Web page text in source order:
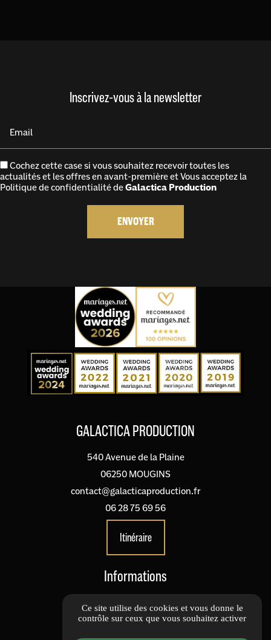
Inscrivez-vous à la newsletter
Email
Cochez cette case si vous souhaitez recevoir toutes les
actualités et les offres en avant-première et Vous acceptez la
Politique de confidentialitédeGalactica Production
GALACTICA PRODUCTION
540 Avenue de la Plaine
06250 MOUGINS
contact@galacticaproduction.fr
06 28 75 69 56
Itinéraire
Informations
Informations complémentaires
Mentions légales
Politique de confidentialité
Ce site utilise des cookies et vous donne le
contrôle sur ceux que vous souhaitez activer